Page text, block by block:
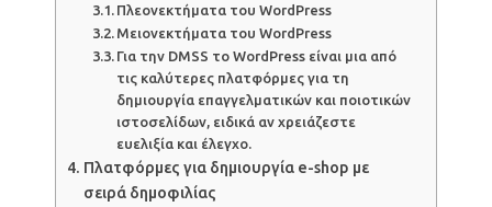
Πλεονεκτήματα του WordPress
Μειονεκτήματα του WordPress
Για την DMSS το WordPress είναι μια από
τις καλύτερες πλατφόρμες για τη
δημιουργία επαγγελματικών και ποιοτικών
ιστοσελίδων, ειδικά αν χρειάζεστε
ευελιξία και έλεγχο.
Πλατφόρμες για δημιουργία e-shop με
σειρά δημοφιλίας